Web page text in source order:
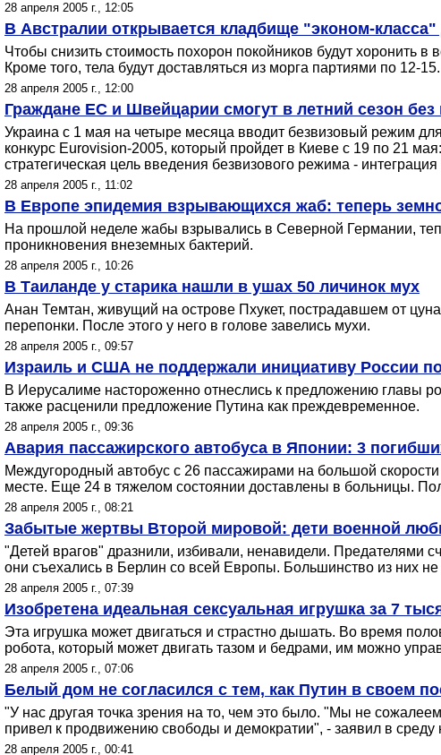
28 апреля 2005 г., 12:05
В Австралии открывается кладбище "эконом-
Чтобы снизить стоимость похорон покойников будут хоронить
Кроме того, тела будут доставляться из морга партиями по 12-15.
28 апреля 2005 г., 12:00
Граждане ЕС и Швейцарии смогут в летний сезон без
Украина с 1 мая на четыре месяца вводит безвизовый режим
конкурс Eurovision-2005, который пройдет в Киеве с 19 по 21
стратегическая цель введения безвизового режима -
28 апреля 2005 г., 11:02
В Европе эпидемия взрывающихся жаб: теперь
На прошлой неделе жабы взрывались в Северной Германии,
проникновения внеземных бактерий.
28 апреля 2005 г., 10:26
В Таиланде у старика нашли в ушах 50 личинок мух
Анан Темтан, живущий на острове Пхукет, пострадавшем от
перепонки. После этого у него в голове завелись мухи.
28 апреля 2005 г., 09:57
Израиль и США не поддержали инициативу России
В Иерусалиме настороженно отнеслись к предложению главы
также расценили предложение Путина как преждевременное.
28 апреля 2005 г., 09:36
Авария пассажирского автобуса в Японии: 3
Междугородный автобус с 26 пассажирами на большой
месте. Еще 24 в тяжелом состоянии доставлены в больницы.
28 апреля 2005 г., 08:21
Забытые жертвы Второй мировой: дети военной
"Детей врагов" дразнили, избивали, ненавидели. Предателями
они съехались в Берлин со всей Европы. Большинство из них не
28 апреля 2005 г., 07:39
Изобретена идеальная сексуальная игрушка за 7
Эта игрушка может двигаться и страстно дышать. Во время
робота, который может двигать тазом и бедрами, им можно
28 апреля 2005 г., 07:06
Белый дом не согласился с тем, как Путин в своем
"У нас другая точка зрения на то, чем это было. "Мы не
привел к продвижению свободы и демократии", - заявил в
28 апреля 2005 г., 00:41